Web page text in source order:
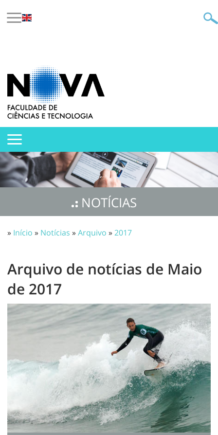
NOTÍCIAS
» Início » Notícias »Arquivo »2017
Arquivo de notícias de Maio
de 2017